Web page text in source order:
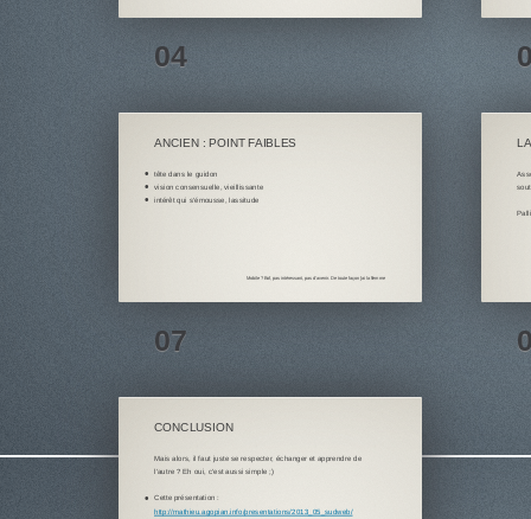
ANCIEN : POINT FAIBLES
tête dans le guidon
vision consensuelle, vieillissante
intérêt qui s'émousse, lassitude
Mobile ? Bof, pas intéressant, pas d'avenir. De toute façon j'ai la flemme
CONCLUSION
Mais alors, il faut juste se respecter, échanger et apprendre de
l'autre ? Eh oui, c'est aussi simple ;)
Cette présentation :
http://mathieu.agopian.info/presentations/2013_05_sudweb/